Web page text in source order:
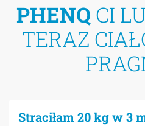
PHENQ CI
TERAZ
Straciłam 20 kg w 3